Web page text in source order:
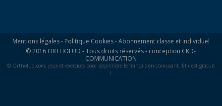
Mentions légales- Politique Cookies-Abonnement classe et individuel
© 2016 ORTHOLUD - Tous droits réservés - conception CKD-
COMMUNICATION
© Ortholud.com, jeux et exercices pour apprendre le français en s'amusant. Et c'est gratuit
!